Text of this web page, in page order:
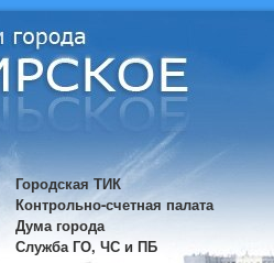
Городская ТИК
Контрольно-счетная палата
Дума города
Служба ГО, ЧС и ПБ